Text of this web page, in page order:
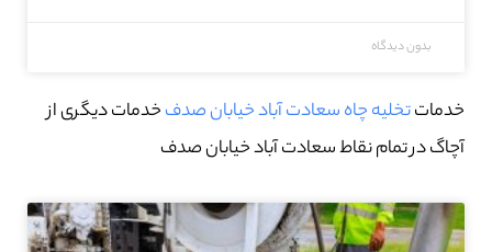
بدون دیدگاه
خدماتتخلیه چاه سعادت آباد خیابان صدفخدمات دیگری از
آچاگ در تمام نقاط سعادت آباد خیابان صدف